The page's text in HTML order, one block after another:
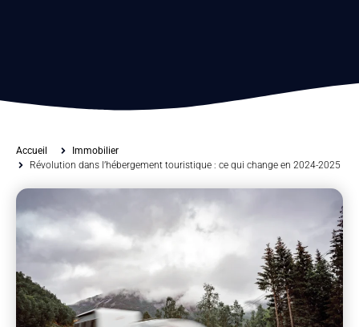
Accueil
Immobilier
Révolution dans l’hébergement touristique : ce qui change en 2024-2025